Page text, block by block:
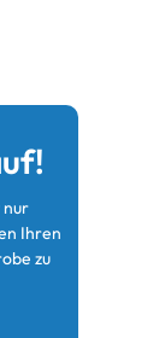
nur
Ihren
zu